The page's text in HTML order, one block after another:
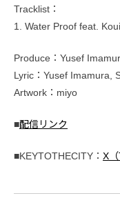
Tracklist：
1. Water Proof feat.
Produce：Yusef
Lyric：Yusef Imamura,
Artwork：miyo
■配信リンク
■KEYTOTHECITY： X（